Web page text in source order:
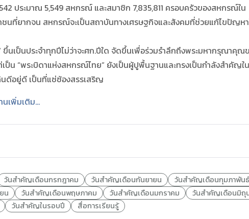
ประมาณ 5,549 สหกรณ์ และสมาชิก 7,835,811 ครอบครัวของสหกรณ์ใน
ชนที่ยากจน สหกรณ์จะเป็นสถาบันทางเศรษฐกิจและสังคมที่ช่วยแก้ไขปัญห
เป็นประจำทุกปีไม่ว่าจะศก.ปีใด จัดขึ้นเพื่อร่วมรำลึกถึงพระมหากรุณาคุณ
ป็น “พระบิดาแห่งสหกรณ์ไทย” ยังเป็นผู้ปูพื้นฐานและทรงเป็นกำลังสำคัญใ
นดีอยู่ดี เป็นที่แซ่ซ้องสรรเสริญ
นเพิ่มเติม...
วันสำคัญเดือนกรกฎาคม วันสำคัญเดือนกันยายน
วันสำคัญเดือนกุมภาพันธ์
น วันสำคัญเดือนพฤษภาคม วันสำคัญเดือนมกราคม
วันสำคัญเดือนมิถุ
วันสำคัญในรอบปี สื่อการเรียนรู้